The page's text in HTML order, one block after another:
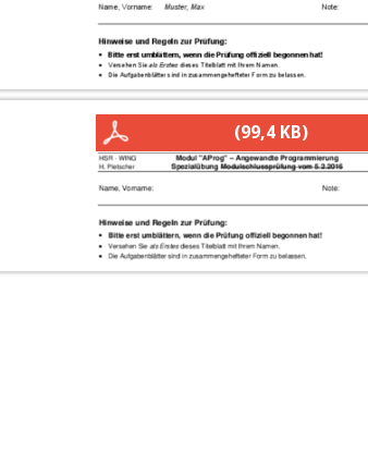
(99,4 KB)